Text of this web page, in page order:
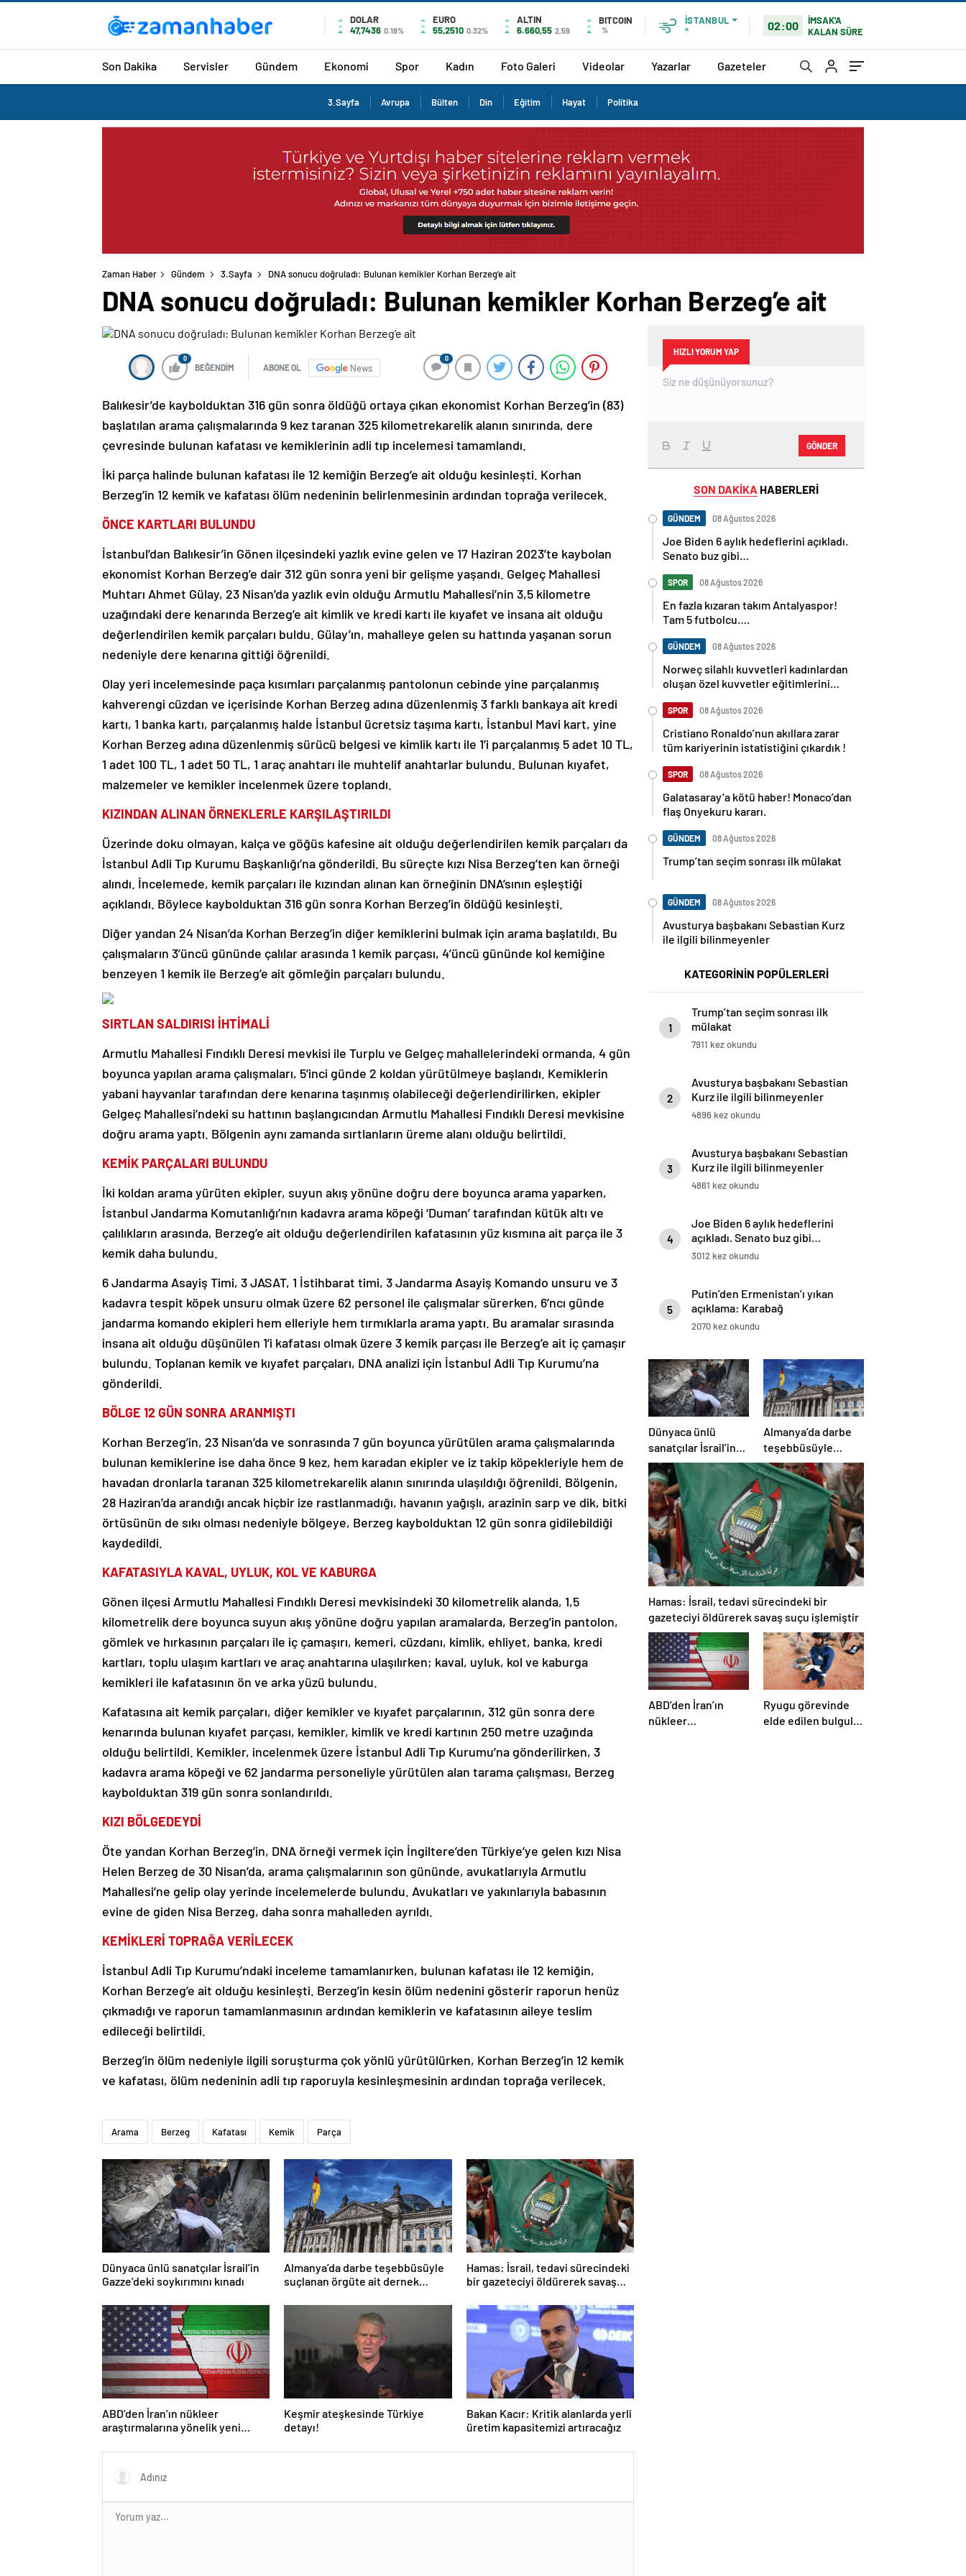
DOLAR
47,7436 0.18%
EURO
55,2510 0.32%
ALTIN
6.660,55 2,59
BITCOIN
%
İSTANBUL
°
02:00
İMSAK'A
KALAN SÜRE
Son Dakika Servisler Gündem Ekonomi Spor Kadın Foto Galeri Videolar Yazarlar Gazeteler
3.Sayfa Avrupa Bülten Din Eğitim Hayat Politika
Zaman Haber Gündem 3.Sayfa DNA sonucu doğruladı: Bulunan kemikler Korhan Berzeg’e ait
DNA sonucu doğruladı: Bulunan kemikler Korhan Berzeg’e ait
0
BEĞENDİM ABONE OL News
0
Balıkesir’de kaybolduktan 316 gün sonra öldüğü ortaya çıkan ekonomist Korhan Berzeg’in (83)
başlatılan arama çalışmalarında 9 kez taranan 325 kilometrekarelik alanın sınırında, dere
çevresinde bulunan kafatası ve kemiklerinin adli tıp incelemesi tamamlandı.
İki parça halinde bulunan kafatası ile 12 kemiğin Berzeg’e ait olduğu kesinleşti. Korhan
Berzeg’in 12 kemik ve kafatası ölüm nedeninin belirlenmesinin ardından toprağa verilecek.
ÖNCE KARTLARI BULUNDU
İstanbul’dan Balıkesir’in Gönen ilçesindeki yazlık evine gelen ve 17 Haziran 2023’te kaybolan
ekonomist Korhan Berzeg’e dair 312 gün sonra yeni bir gelişme yaşandı. Gelgeç Mahallesi
Muhtarı Ahmet Gülay, 23 Nisan’da yazlık evin olduğu Armutlu Mahallesi’nin 3,5 kilometre
uzağındaki dere kenarında Berzeg’e ait kimlik ve kredi kartı ile kıyafet ve insana ait olduğu
değerlendirilen kemik parçaları buldu. Gülay’ın, mahalleye gelen su hattında yaşanan sorun
nedeniyle dere kenarına gittiği öğrenildi.
Olay yeri incelemesinde paça kısımları parçalanmış pantolonun cebinde yine parçalanmış
kahverengi cüzdan ve içerisinde Korhan Berzeg adına düzenlenmiş 3 farklı bankaya ait kredi
kartı, 1 banka kartı, parçalanmış halde İstanbul ücretsiz taşıma kartı, İstanbul Mavi kart, yine
Korhan Berzeg adına düzenlenmiş sürücü belgesi ve kimlik kartı ile 1’i parçalanmış 5 adet 10 TL,
1 adet 100 TL, 1 adet 50 TL, 1 araç anahtarı ile muhtelif anahtarlar bulundu. Bulunan kıyafet,
malzemeler ve kemikler incelenmek üzere toplandı.
KIZINDAN ALINAN ÖRNEKLERLE KARŞILAŞTIRILDI
Üzerinde doku olmayan, kalça ve göğüs kafesine ait olduğu değerlendirilen kemik parçaları da
İstanbul Adli Tıp Kurumu Başkanlığı’na gönderildi. Bu süreçte kızı Nisa Berzeg’ten kan örneği
alındı. İncelemede, kemik parçaları ile kızından alınan kan örneğinin DNA’sının eşleştiği
açıklandı. Böylece kaybolduktan 316 gün sonra Korhan Berzeg’in öldüğü kesinleşti.
Diğer yandan 24 Nisan’da Korhan Berzeg’in diğer kemiklerini bulmak için arama başlatıldı. Bu
çalışmaların 3’üncü gününde çalılar arasında 1 kemik parçası, 4’üncü gününde kol kemiğine
benzeyen 1 kemik ile Berzeg’e ait gömleğin parçaları bulundu.
SIRTLAN SALDIRISI İHTİMALİ
Armutlu Mahallesi Fındıklı Deresi mevkisi ile Turplu ve Gelgeç mahallelerindeki ormanda, 4 gün
boyunca yapılan arama çalışmaları, 5’inci günde 2 koldan yürütülmeye başlandı. Kemiklerin
yabani hayvanlar tarafından dere kenarına taşınmış olabileceği değerlendirilirken, ekipler
Gelgeç Mahallesi’ndeki su hattının başlangıcından Armutlu Mahallesi Fındıklı Deresi mevkisine
doğru arama yaptı. Bölgenin aynı zamanda sırtlanların üreme alanı olduğu belirtildi.
KEMİK PARÇALARI BULUNDU
İki koldan arama yürüten ekipler, suyun akış yönüne doğru dere boyunca arama yaparken,
İstanbul Jandarma Komutanlığı’nın kadavra arama köpeği ‘Duman’ tarafından kütük altı ve
çalılıkların arasında, Berzeg’e ait olduğu değerlendirilen kafatasının yüz kısmına ait parça ile 3
kemik daha bulundu.
6 Jandarma Asayiş Timi, 3 JASAT, 1 İstihbarat timi, 3 Jandarma Asayiş Komando unsuru ve 3
kadavra tespit köpek unsuru olmak üzere 62 personel ile çalışmalar sürerken, 6’ncı günde
jandarma komando ekipleri hem elleriyle hem tırmıklarla arama yaptı. Bu aramalar sırasında
insana ait olduğu düşünülen 1’i kafatası olmak üzere 3 kemik parçası ile Berzeg’e ait iç çamaşır
bulundu. Toplanan kemik ve kıyafet parçaları, DNA analizi için İstanbul Adli Tıp Kurumu’na
gönderildi.
BÖLGE 12 GÜN SONRA ARANMIŞTI
Korhan Berzeg’in, 23 Nisan’da ve sonrasında 7 gün boyunca yürütülen arama çalışmalarında
bulunan kemiklerine ise daha önce 9 kez, hem karadan ekipler ve iz takip köpekleriyle hem de
havadan dronlarla taranan 325 kilometrekarelik alanın sınırında ulaşıldığı öğrenildi. Bölgenin,
28 Haziran’da arandığı ancak hiçbir ize rastlanmadığı, havanın yağışlı, arazinin sarp ve dik, bitki
örtüsünün de sıkı olması nedeniyle bölgeye, Berzeg kaybolduktan 12 gün sonra gidilebildiği
kaydedildi.
KAFATASIYLA KAVAL, UYLUK, KOL VE KABURGA
Gönen ilçesi Armutlu Mahallesi Fındıklı Deresi mevkisindeki 30 kilometrelik alanda, 1,5
kilometrelik dere boyunca suyun akış yönüne doğru yapılan aramalarda, Berzeg’in pantolon,
gömlek ve hırkasının parçaları ile iç çamaşırı, kemeri, cüzdanı, kimlik, ehliyet, banka, kredi
kartları, toplu ulaşım kartları ve araç anahtarına ulaşılırken; kaval, uyluk, kol ve kaburga
kemikleri ile kafatasının ön ve arka yüzü bulundu.
Kafatasına ait kemik parçaları, diğer kemikler ve kıyafet parçalarının, 312 gün sonra dere
kenarında bulunan kıyafet parçası, kemikler, kimlik ve kredi kartının 250 metre uzağında
olduğu belirtildi. Kemikler, incelenmek üzere İstanbul Adli Tıp Kurumu’na gönderilirken, 3
kadavra arama köpeği ve 62 jandarma personeliyle yürütülen alan tarama çalışması, Berzeg
kaybolduktan 319 gün sonra sonlandırıldı.
KIZI BÖLGEDEYDİ
Öte yandan Korhan Berzeg’in, DNA örneği vermek için İngiltere’den Türkiye’ye gelen kızı Nisa
Helen Berzeg de 30 Nisan’da, arama çalışmalarının son gününde, avukatlarıyla Armutlu
Mahallesi’ne gelip olay yerinde incelemelerde bulundu. Avukatları ve yakınlarıyla babasının
evine de giden Nisa Berzeg, daha sonra mahalleden ayrıldı.
KEMİKLERİ TOPRAĞA VERİLECEK
İstanbul Adli Tıp Kurumu’ndaki inceleme tamamlanırken, bulunan kafatası ile 12 kemiğin,
Korhan Berzeg’e ait olduğu kesinleşti. Berzeg’in kesin ölüm nedenini gösterir raporun henüz
çıkmadığı ve raporun tamamlanmasının ardından kemiklerin ve kafatasının aileye teslim
edileceği belirtildi.
Berzeg’in ölüm nedeniyle ilgili soruşturma çok yönlü yürütülürken, Korhan Berzeg’in 12 kemik
ve kafatası, ölüm nedeninin adli tıp raporuyla kesinleşmesinin ardından toprağa verilecek.
Arama Berzeg Kafatası Kemik Parça
Dünyaca ünlü sanatçılar İsrail’in
Gazze’deki soykırımını kınadı
Almanya’da darbe teşebbüsüyle
suçlanan örgüte ait dernek
Hamas: İsrail, tedavi sürecindeki
bir gazeteciyi öldürerek savaş
ABD’den İran’ın nükleer
araştırmalarına yönelik yeni
Keşmir ateşkesinde Türkiye
detayı!
Bakan Kacır: Kritik alanlarda yerli
üretim kapasitemizi artıracağız
HIZLI YORUM YAP
GÖNDER
SON DAKİKA HABERLERİ
GÜNDEM 08 Ağustos 2026
Joe Biden 6 aylık hedeflerini açıkladı.
Senato buz gibi…
SPOR 08 Ağustos 2026
En fazla kızaran takım Antalyaspor!
Tam 5 futbolcu….
GÜNDEM 08 Ağustos 2026
Norweç silahlı kuvvetleri kadınlardan
oluşan özel kuvvetler eğitimlerini
SPOR 08 Ağustos 2026
Cristiano Ronaldo’nun akıllara zarar
tüm kariyerinin istatistiğini çıkardık !
SPOR 08 Ağustos 2026
Galatasaray’a kötü haber! Monaco’dan
flaş Onyekuru kararı.
GÜNDEM 08 Ağustos 2026
Trump’tan seçim sonrası ilk mülakat
GÜNDEM 08 Ağustos 2026
Avusturya başbakanı Sebastian Kurz
ile ilgili bilinmeyenler
KATEGORİNİN POPÜLERLERİ
1
Trump’tan seçim sonrası ilk
mülakat
7911 kez okundu
2
Avusturya başbakanı Sebastian
Kurz ile ilgili bilinmeyenler
4896 kez okundu
3
Avusturya başbakanı Sebastian
Kurz ile ilgili bilinmeyenler
4861 kez okundu
4
Joe Biden 6 aylık hedeflerini
açıkladı. Senato buz gibi…
3012 kez okundu
5
Putin’den Ermenistan’ı yıkan
açıklama: Karabağ
Azerbaycan’ın ayrılmaz bir
2070 kez okundu
Dünyaca ünlü
sanatçılar İsrail’in
Gazze’deki
soykırımını kınadı
Almanya’da darbe
teşebbüsüyle
suçlanan örgüte ait
dernek yasaklandı
Hamas: İsrail, tedavi sürecindeki bir
gazeteciyi öldürerek savaş suçu işlemiştir
ABD’den İran’ın
nükleer
Ryugu görevinde
elde edilen bulgular